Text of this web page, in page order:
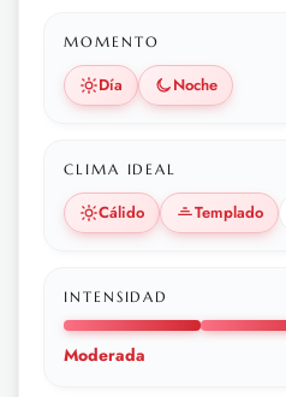
MOMENTO
Día Noche
CLIMA IDEAL
Cálido Templado
INTENSIDAD
Moderada